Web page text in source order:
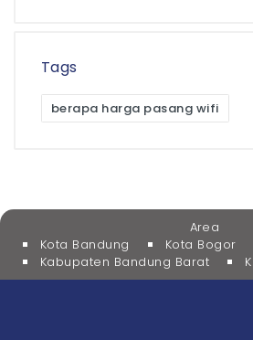
Tags
berapa harga pasang wifi
Area
Kota Bandung
Kota Bogor
Kabupaten Bandung Barat